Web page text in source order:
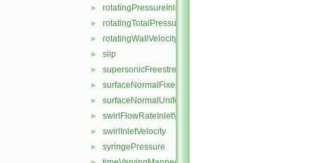
► rotatingPressureInletOutletVelocity
► rotatingTotalPressure
► rotatingWallVelocity
► slip
► supersonicFreestream
► surfaceNormalFixedValue
► surfaceNormalUniformFixedValue
► swirlFlowRateInletVelocity
► swirlInletVelocity
► syringePressure